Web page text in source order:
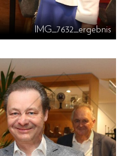
IMG_7632_ergebnis